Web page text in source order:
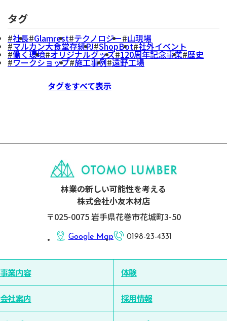
タグ
社長 Glamrest テクノロジー 山現場
マルカン大食堂存続PJ ShopBot 社外イベント
働く環境 オリジナルグッズ 120周年記念事業 歴史
ワークショップ 施工事例 遠野工場
タグをすべて表示
林業の新しい可能性を考える
株式会社小友木材店
〒025-0075 岩手県花巻市花城町3-50
Google Map 0198-23-4331
事業内容 体験
会社案内 採用情報